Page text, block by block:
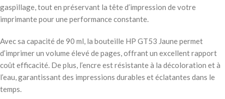
gaspillage, tout en préservant la tête d’impression de votre
imprimante pour une performance constante.
Avec sa capacité de 90 ml, la bouteille HP GT53 Jaune permet
d’imprimer un volume élevé de pages, offrant un excellent rapport
coût efficacité. De plus, l’encre est résistante à la décoloration et à
l’eau, garantissant des impressions durables et éclatantes dans le
temps.